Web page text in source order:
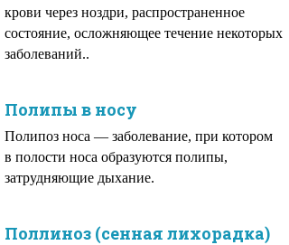
крови через ноздри, распространенное
состояние, осложняющее течение некоторых
заболеваний..
Полипы в носу
Полипоз носа — заболевание, при котором
в полости носа образуются полипы,
затрудняющие дыхание.
Поллиноз (сенная лихорадка)